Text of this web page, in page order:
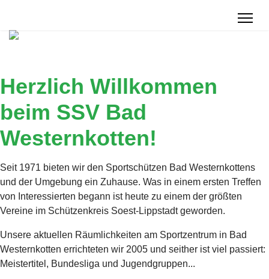
Herzlich Willkommen
beim SSV Bad
Westernkotten!
Seit 1971 bieten wir den Sportschützen Bad Westernkottens
und der Umgebung ein Zuhause. Was in einem ersten Treffen
von Interessierten begann ist heute zu einem der größten
Vereine im Schützenkreis Soest-Lippstadt geworden.
Unsere aktuellen Räumlichkeiten am Sportzentrum in Bad
Westernkotten errichteten wir 2005 und seither ist viel passiert:
Meistertitel, Bundesliga und Jugendgruppen...